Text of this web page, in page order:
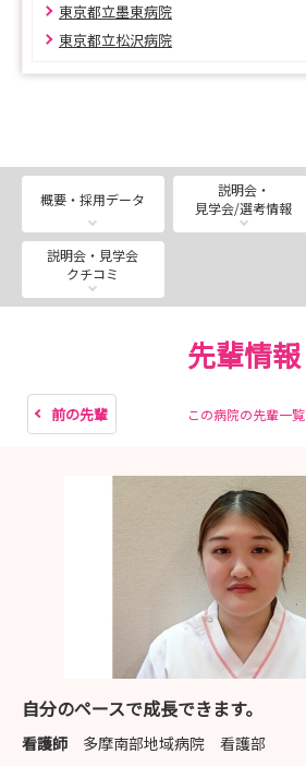
東京都立墨東病院
東京都立松沢病院
概要・採用データ
説明会・
見学会/選考情報
説明会・見学会
クチコミ
先輩情報
前の先輩 この病院の先輩一覧
自分のペースで成長できます。
看護師 多摩南部地域病院 看護部